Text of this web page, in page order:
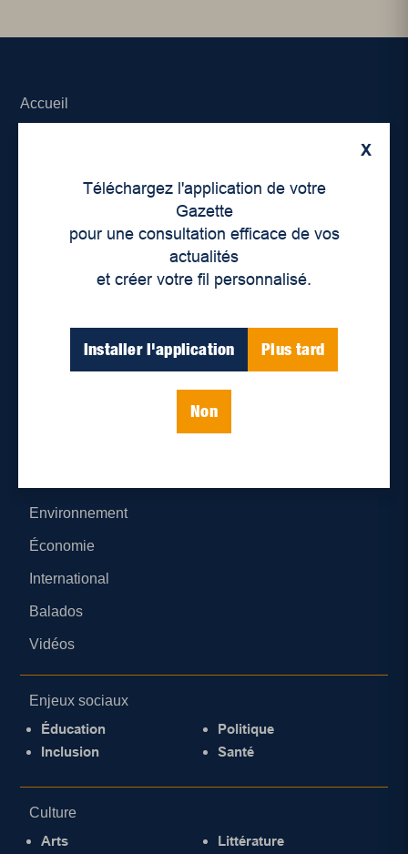
X
Téléchargez l'application de votre
Gazette
pour une consultation efficace de vos
actualités
et créer votre fil personnalisé.
Installer l'application Plus tard
Non
Accueil
Déontologie et confidentialité
Devenir partenaire
Lieux de distribution
Environnement
Économie
International
Balados
Vidéos
Enjeux sociaux
Éducation
Inclusion
Politique
Santé
Culture
Arts
Littérature